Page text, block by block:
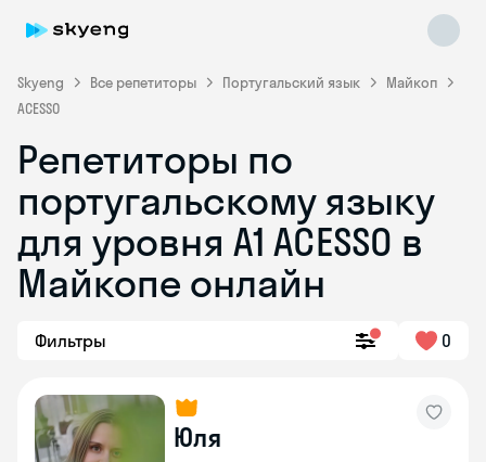
Skyeng Все репетиторы Португальский язык
Майкоп
ACESSO
Репетиторы по
португальскому языку
для уровня A1 ACESSO в
Майкопе онлайн
Фильтры 0
Юля
Skyeng Chat
online